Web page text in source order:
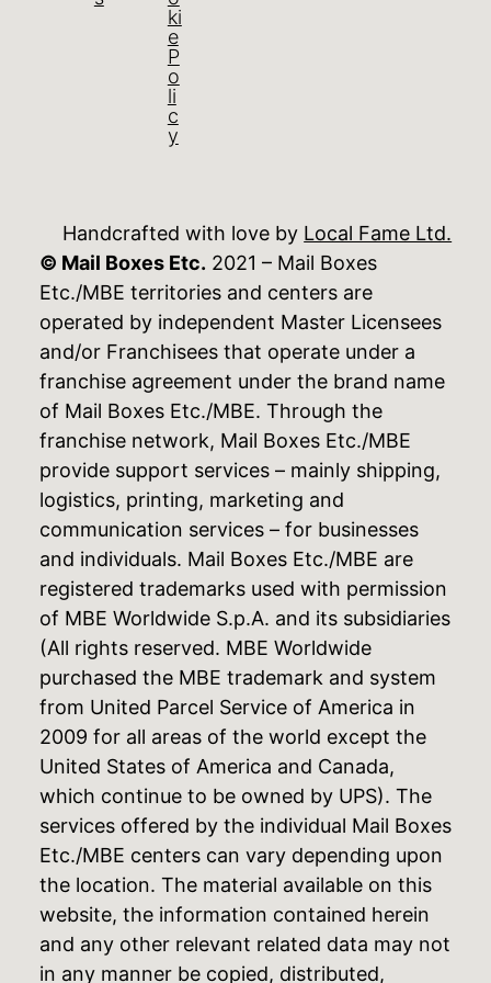
ki
e
P
o
li
c
y
Handcrafted with love by Local Fame Ltd.
© Mail Boxes Etc. 2021 – Mail Boxes
Etc./MBE territories and centers are
operated by independent Master Licensees
and/or Franchisees that operate under a
franchise agreement under the brand name
of Mail Boxes Etc./MBE. Through the
franchise network, Mail Boxes Etc./MBE
provide support services – mainly shipping,
logistics, printing, marketing and
communication services – for businesses
and individuals. Mail Boxes Etc./MBE are
registered trademarks used with permission
of MBE Worldwide S.p.A. and its subsidiaries
(All rights reserved. MBE Worldwide
purchased the MBE trademark and system
from United Parcel Service of America in
2009 for all areas of the world except the
United States of America and Canada,
which continue to be owned by UPS). The
services offered by the individual Mail Boxes
Etc./MBE centers can vary depending upon
the location. The material available on this
website, the information contained herein
and any other relevant related data may not
in any manner be copied, distributed,